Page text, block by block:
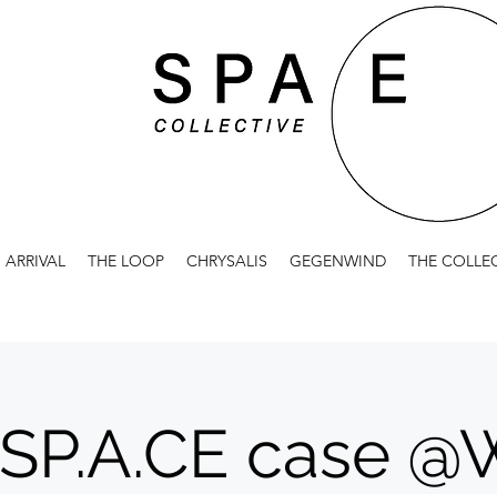
ARRIVAL THE LOOP CHRYSALIS GEGENWIND THE
SP.A.CE case